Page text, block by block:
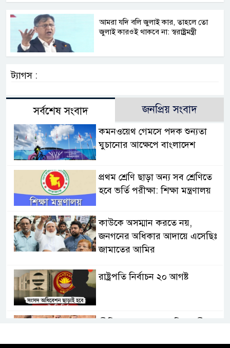
আমরা যদি বলি জুলাই কার, তাহলে তো
জুলাই কারওই থাকবে না: স্বরাষ্ট্রমন্ত্রী
ট্যাগস :
সর্বশেষ সংবাদ জনপ্রিয় সংবাদ
কমনওয়েথ গেমসে পদক শুন্যতা
ঘুচানোর আক্ষেপে বাংলাদেশ
প্রথম শ্রেণি ছাড়া অন্য সব শ্রেণিতে
হবে ভর্তি পরীক্ষা: শিক্ষা মন্ত্রণালয়
কাউকে অসম্মান করতে নয়,
জনগনের অধিকার আদায়ে এসেছিঃ
জামাতের আমির
রাষ্ট্রপতি নির্বাচন ২০ আগষ্ট